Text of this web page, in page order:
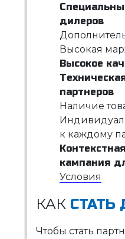
дилеров
Высокая
Высокое
партнеров
Наличие
к каждому
кампания
Условия
КАК СТАТЬ
Чтобы стать